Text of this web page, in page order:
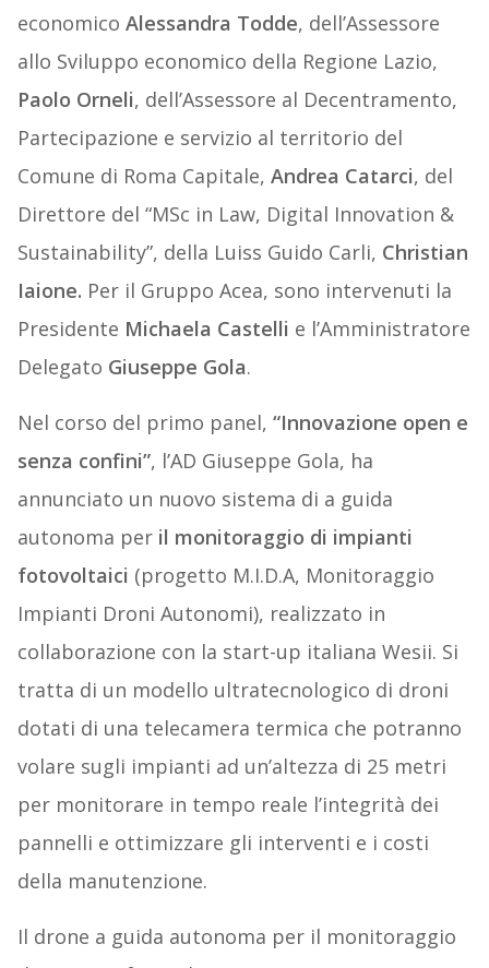
economico Alessandra Todde, dell’Assessore
allo Sviluppo economico della Regione Lazio,
Paolo Orneli, dell’Assessore al Decentramento,
Partecipazione e servizio al territorio del
Comune di Roma Capitale, Andrea Catarci, del
Direttore del “MSc in Law, Digital Innovation &
Sustainability”, della Luiss Guido Carli, Christian
Iaione. Per il Gruppo Acea, sono intervenuti la
Presidente Michaela Castelli e l’Amministratore
Delegato Giuseppe Gola.
Nel corso del primo panel, “Innovazione open e
senza confini”, l’AD Giuseppe Gola, ha
annunciato un nuovo sistema di a guida
autonoma per il monitoraggio di impianti
fotovoltaici (progetto M.I.D.A, Monitoraggio
Impianti Droni Autonomi), realizzato in
collaborazione con la start-up italiana Wesii. Si
tratta di un modello ultratecnologico di droni
dotati di una telecamera termica che potranno
volare sugli impianti ad un’altezza di 25 metri
per monitorare in tempo reale l’integrità dei
pannelli e ottimizzare gli interventi e i costi
della manutenzione.
Il drone a guida autonoma per il monitoraggio